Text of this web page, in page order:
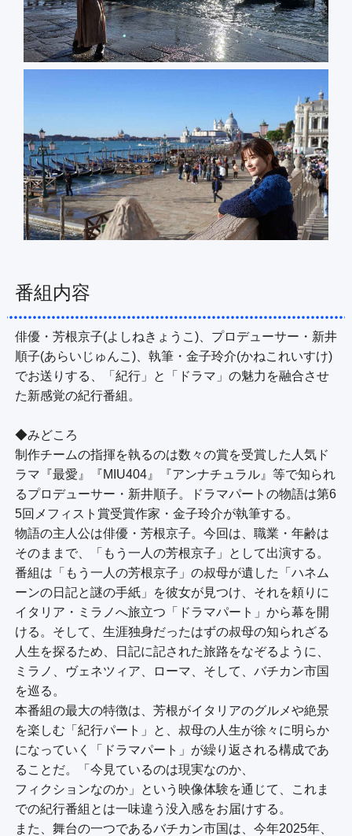
番組内容
俳優・芳根京子(よしねきょうこ)、プロデューサー・新井
順子(あらいじゅんこ)、執筆・金子玲介(かねこれいすけ)
でお送りする、「紀行」と「ドラマ」の魅力を融合させ
た新感覚の紀行番組。
◆みどころ
制作チームの指揮を執るのは数々の賞を受賞した人気ド
ラマ『最愛』『MIU404』『アンナチュラル』等で知られ
るプロデューサー・新井順子。ドラマパートの物語は第6
5回メフィスト賞受賞作家・金子玲介が執筆する。
物語の主人公は俳優・芳根京子。今回は、職業・年齢は
そのままで、「もう一人の芳根京子」として出演する。
番組は「もう一人の芳根京子」の叔母が遺した「ハネム
ーンの日記と謎の手紙」を彼女が見つけ、それを頼りに
イタリア・ミラノへ旅立つ「ドラマパート」から幕を開
ける。そして、生涯独身だったはずの叔母の知られざる
人生を探るため、日記に記された旅路をなぞるように、
ミラノ、ヴェネツィア、ローマ、そして、バチカン市国
を巡る。
本番組の最大の特徴は、芳根がイタリアのグルメや絶景
を楽しむ「紀行パート」と、叔母の人生が徐々に明らか
になっていく「ドラマパート」が繰り返される構成であ
ることだ。「今見ているのは現実なのか、
フィクションなのか」という映像体験を通じて、これま
での紀行番組とは一味違う没入感をお届けする。
また、舞台の一つであるバチカン市国は、今年2025年、